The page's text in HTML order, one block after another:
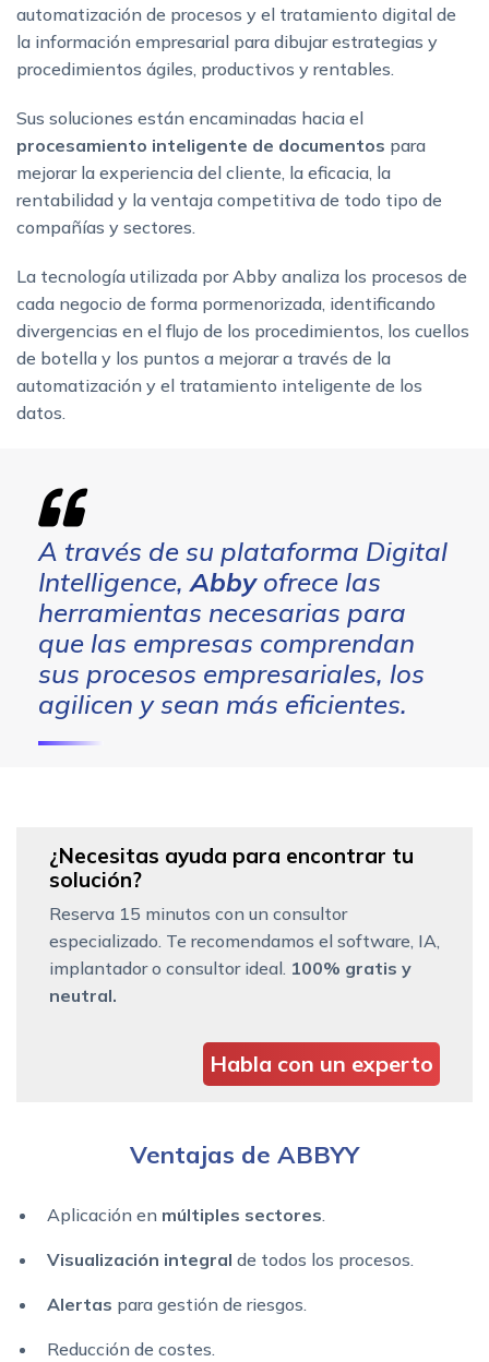
automatización de procesos y el tratamiento digital de
la información empresarial para dibujar estrategias y
procedimientos ágiles, productivos y rentables.
Sus soluciones están encaminadas hacia el
procesamiento inteligente de documentos para
mejorar la experiencia del cliente, la eficacia, la
rentabilidad y la ventaja competitiva de todo tipo de
compañías y sectores.
La tecnología utilizada por Abby analiza los procesos de
cada negocio de forma pormenorizada, identificando
divergencias en el flujo de los procedimientos, los cuellos
de botella y los puntos a mejorar a través de la
automatización y el tratamiento inteligente de los
datos.
A través de su plataforma Digital
Intelligence,Abbyofrece las
herramientas necesarias para
que las empresas comprendan
sus procesos empresariales, los
agilicen y sean más eficientes.
¿Necesitas ayuda para encontrar tu
solución?
Reserva 15 minutos con un consultor
especializado. Te recomendamos el software, IA,
implantador o consultor ideal. 100% gratis y
neutral.
Habla con un experto
Ventajas de ABBYY
Aplicación en múltiples sectores.
Visualización integral de todos los procesos.
Alertas para gestión de riesgos.
Reducción de costes.